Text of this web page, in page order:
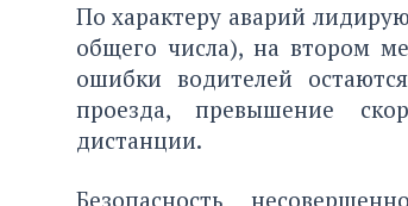
По характеру аварий
общего числа), на втором
ошибки водителей
проезда, превышение
дистанции.
Безопасность